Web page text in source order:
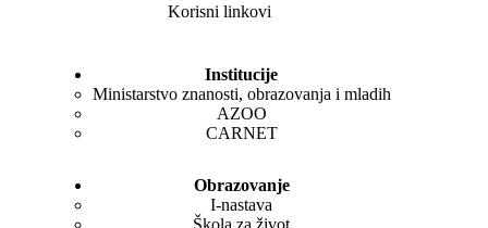
Korisni linkovi
Institucije
Ministarstvo znanosti, obrazovanja i mladih
AZOO
CARNET
Obrazovanje
I-nastava
Škola za život